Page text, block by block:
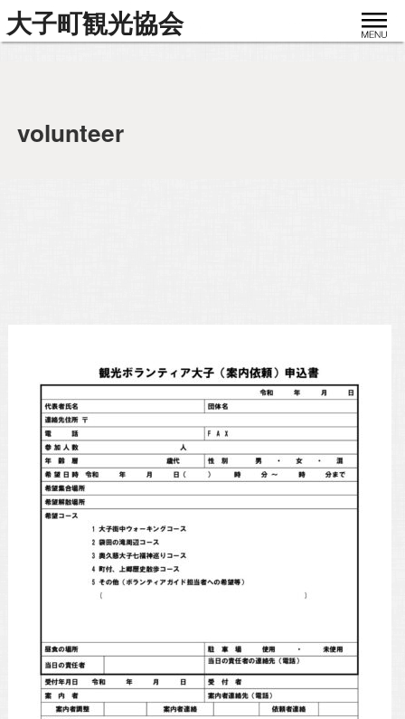
大子町観光協会 toggle
volunteer